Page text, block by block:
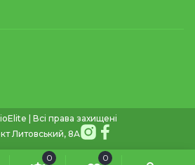
| Всі права захищені
Литовський, 8А
0 0